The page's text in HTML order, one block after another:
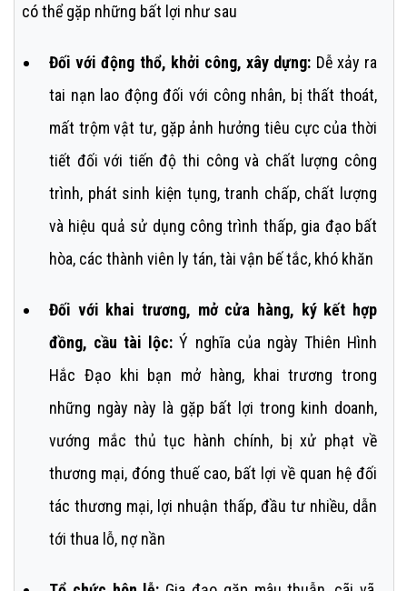
có thể gặp những bất lợi như sau
Đối với động thổ, khởi công, xây dựng: Dễ xảy ra
tai nạn lao động đối với công nhân, bị thất thoát,
mất trộm vật tư, gặp ảnh hưởng tiêu cực của thời
tiết đối với tiến độ thi công và chất lượng công
trình, phát sinh kiện tụng, tranh chấp, chất lượng
và hiệu quả sử dụng công trình thấp, gia đạo bất
hòa, các thành viên ly tán, tài vận bế tắc, khó khăn
Đối với khai trương, mở cửa hàng, ký kết hợp
đồng, cầu tài lộc: Ý nghĩa của ngày Thiên Hình
Hắc Đạo khi bạn mở hàng, khai trương trong
những ngày này là gặp bất lợi trong kinh doanh,
vướng mắc thủ tục hành chính, bị xử phạt về
thương mại, đóng thuế cao, bất lợi về quan hệ đối
tác thương mại, lợi nhuận thấp, đầu tư nhiều, dẫn
tới thua lỗ, nợ nần